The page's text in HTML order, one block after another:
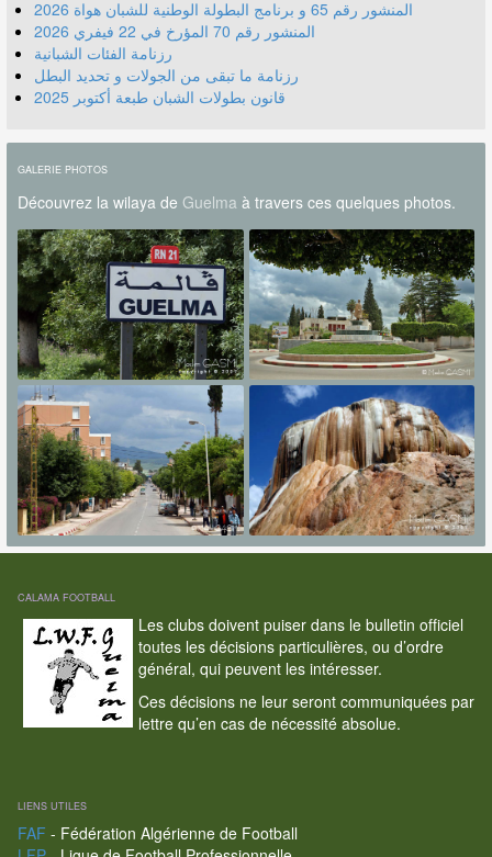
المنشور رقم 70 المؤرخ في 22 فيفري 2026
رزنامة الفئات الشبانية
رزنامة ما تبقى من الجولات و تحديد البطل
قانون بطولات الشبان طبعة أكتوبر 2025
GALERIE PHOTOS
Découvrez la wilaya de Guelmaà travers ces quelques photos.
CALAMA FOOTBALL
Les clubs doivent puiser dans le bulletin officiel
toutes les décisions particulières, ou d’ordre
général, qui peuvent les intéresser.
Ces décisions ne leur seront communiquées par
lettre qu’en cas de nécessité absolue.
LIENS UTILES
FAF - Fédération Algérienne de Football